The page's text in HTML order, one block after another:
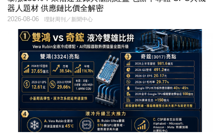
器人題材 供應鏈比價全解密
理財周刊／新聞中心
2026-08-06